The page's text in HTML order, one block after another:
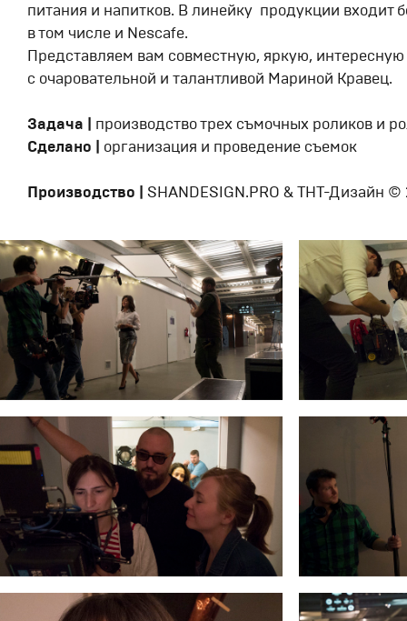
питания и напитков. В линейку продукции входит
в том числе и Nescafe.
Представляем вам совместную, яркую, интересную
c очаровательной и талантливой Мариной Кравец.
Задача |
производство трех съмочных роликов и
Сделано |
организация и проведение съемок
Производство | SHANDESIGN.PRO & ТНТ-Дизайн ©